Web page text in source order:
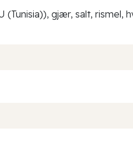
gjær, salt, rismel,